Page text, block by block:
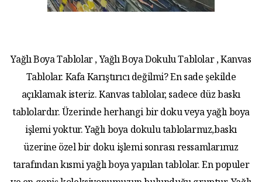
Yağlı Boya Tablolar , Yağlı Boya Dokulu Tablolar , Kanvas
Tablolar. Kafa Karıştırıcı değilmi? En sade şekilde
açıklamak isteriz. Kanvas tablolar, sadece düz baskı
tablolardır. Üzerinde herhangi bir doku veya yağlı boya
işlemi yoktur. Yağlı boya dokulu tablolarmız,baskı
üzerine özel bir doku işlemi sonrası ressamlarımız
tarafından kısmi yağlı boya yapılan tablolar. En populer